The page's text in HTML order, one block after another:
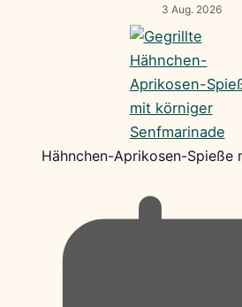
3 Aug. 2026
Hähnchen-Aprikosen-Spieße